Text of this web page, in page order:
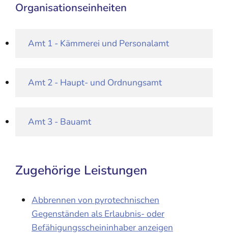
Organisationseinheiten
Amt 1 - Kämmerei und Personalamt
Amt 2 - Haupt- und Ordnungsamt
Amt 3 - Bauamt
Zugehörige Leistungen
Abbrennen von pyrotechnischen
Gegenständen als Erlaubnis- oder
Befähigungsscheininhaber anzeigen